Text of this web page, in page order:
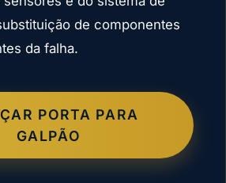
de componentes
da falha.
PORTA PARA
GALPÃO